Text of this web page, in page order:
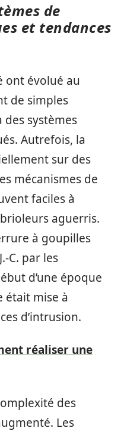
de
et tendances
ont évolué au
de simples
systèmes
Autrefois, la
sur des
mécanismes de
faciles à
aguerris.
à goupilles
C. par les
d’une époque
était mise à
d’intrusion.
réaliser une
des
Les